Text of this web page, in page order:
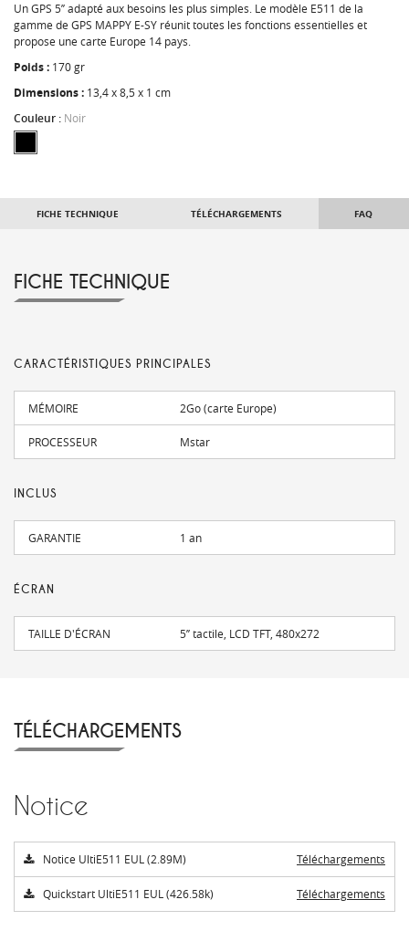
Un GPS 5’’ adapté aux besoins les plus simples. Le modèle E511 de la
gamme de GPS MAPPY E-SY réunit toutes les fonctions essentielles et
propose une carte Europe 14 pays.
Poids : 170 gr
Dimensions : 13,4 x 8,5 x 1 cm
Couleur : Noir
FICHE TECHNIQUE TÉLÉCHARGEMENTS FAQ
FICHE TECHNIQUE
CARACTÉRISTIQUES PRINCIPALES
MÉMOIRE 2Go (carte Europe)
PROCESSEUR Mstar
INCLUS
GARANTIE 1 an
ÉCRAN
TAILLE D'ÉCRAN 5’’ tactile, LCD TFT, 480x272
TÉLÉCHARGEMENTS
Notice
Notice UltiE511 EUL (2.89M) Téléchargements
Quickstart UltiE511 EUL (426.58k) Téléchargements